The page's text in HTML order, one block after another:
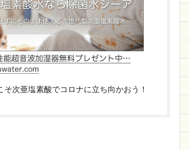
そ次亜塩素酸でコロナに立ち向かおう！